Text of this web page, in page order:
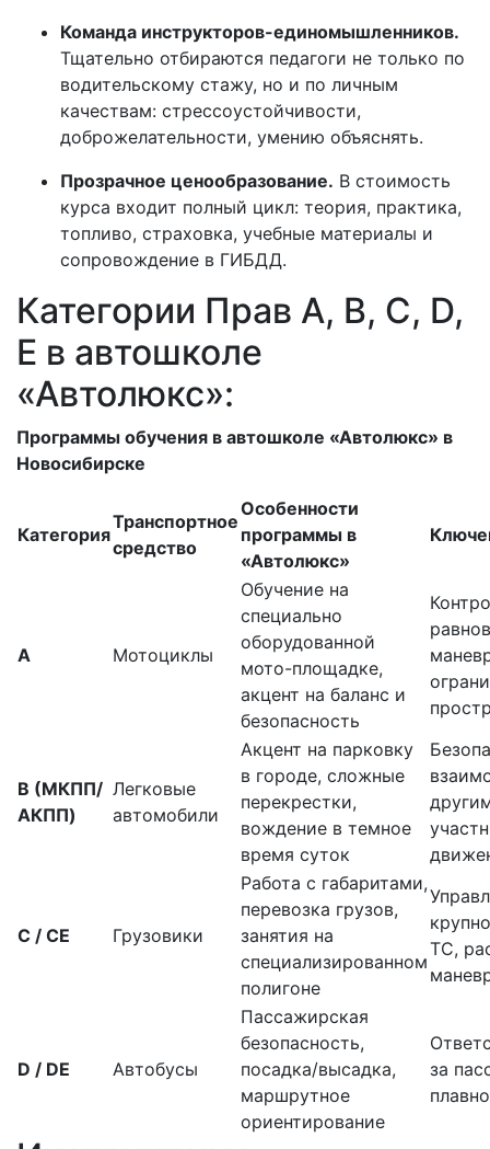
Команда инструкторов-единомышленников.
Тщательно отбираются педагоги не только по
водительскому стажу, но и по личным
качествам: стрессоустойчивости,
доброжелательности, умению объяснять.
Прозрачное ценообразование. В стоимость
курса входит полный цикл: теория, практика,
топливо, страховка, учебные материалы и
сопровождение в ГИБДД.
Категории Прав A, B, C, D,
E в автошколе
«Автолюкс»:
Программы обучения в автошколе «Автолюкс» в
Новосибирске
Категория
Транспортное
средство
Особенности
программы в
«Автолюкс»
А Мотоциклы
Обучение на
специально
оборудованной
мото-площадке,
акцент на баланс и
безопасность
B (МКПП/
АКПП)
Легковые
автомобили
Акцент на парковку
в городе, сложные
перекрестки,
вождение в темное
время суток
C / CE Грузовики
Работа с габаритами,
перевозка грузов,
занятия на
специализированном
полигоне
ТС,
D / DE Автобусы
Пассажирская
безопасность,
посадка/высадка,
маршрутное
ориентирование
за